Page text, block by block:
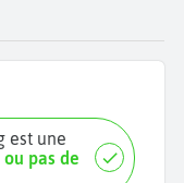
ou pas de